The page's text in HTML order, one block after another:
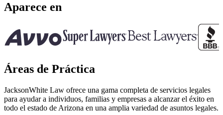
Aparece en
Áreas de Práctica
JacksonWhite Law ofrece una gama completa de servicios legales
para ayudar a individuos, familias y empresas a alcanzar el éxito en
todo el estado de Arizona en una amplia variedad de asuntos legales.